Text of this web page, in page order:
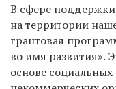
В сфере
на территории
грантовая
во имя развития».
основе